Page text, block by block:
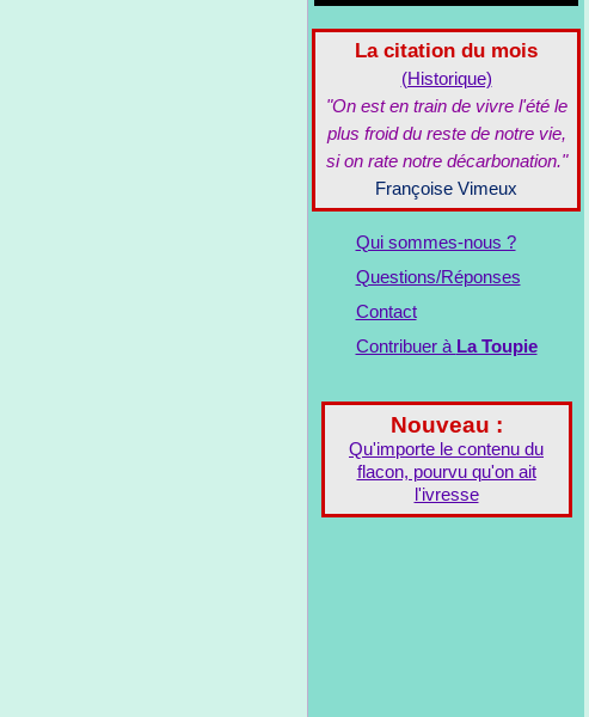
La citation du mois
(Historique)
"On est en train de vivre l'été le
plus froid du reste de notre vie,
si on rate notre décarbonation."
Françoise Vimeux
Qui sommes-nous ?
Questions/Réponses
Contact
Contribuer à La Toupie
Nouveau :
Qu'importe le contenu du
flacon, pourvu qu'on ait
l'ivresse